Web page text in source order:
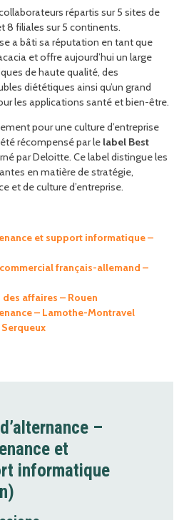
répartis sur 5 sites de
8 filiales sur 5 continents.
a bâti sa réputation en tant que
et offre aujourd’hui un large
de haute qualité, des
diététiques ainsi qu’un grand
les applications santé et bien-être.
pour une culture d’entreprise
récompensé par le label Best
par Deloitte. Ce label distingue les
en matière de stratégie,
et de culture d’entreprise.
et support informatique –
français-allemand –
affaires – Rouen
– Lamothe-Montravel
Serqueux
–
et
informatique